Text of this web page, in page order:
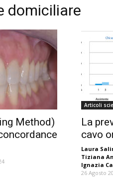
domiciliare
Method)
Articoli
La
cavo
Laura
Tiziana
Ignazia
26 Agosto